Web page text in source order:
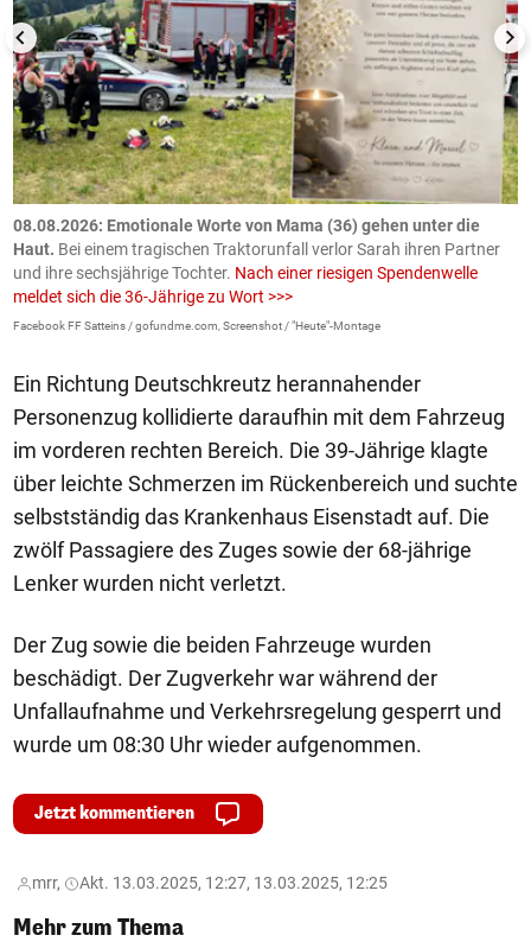
08.08.2026: Emotionale Worte von Mama (36) gehen unter die
Haut. Bei einem tragischen Traktorunfall verlor Sarah ihren Partner
und ihre sechsjährige Tochter. Nach einer riesigen Spendenwelle
meldet sich die 36-Jährige zu Wort >>>
Facebook FF Satteins / gofundme.com, Screenshot / "Heute"-Montage
Ein Richtung Deutschkreutz herannahender
Personenzug kollidierte daraufhin mit dem Fahrzeug
im vorderen rechten Bereich. Die 39-Jährige klagte
über leichte Schmerzen im Rückenbereich und suchte
selbstständig das Krankenhaus Eisenstadt auf. Die
zwölf Passagiere des Zuges sowie der 68-jährige
Lenker wurden nicht verletzt.
Der Zug sowie die beiden Fahrzeuge wurden
beschädigt. Der Zugverkehr war während der
Unfallaufnahme und Verkehrsregelung gesperrt und
wurde um 08:30 Uhr wieder aufgenommen.
Jetzt kommentieren
mrr, Akt. 13.03.2025, 12:27, 13.03.2025, 12:25
Mehr zum Thema